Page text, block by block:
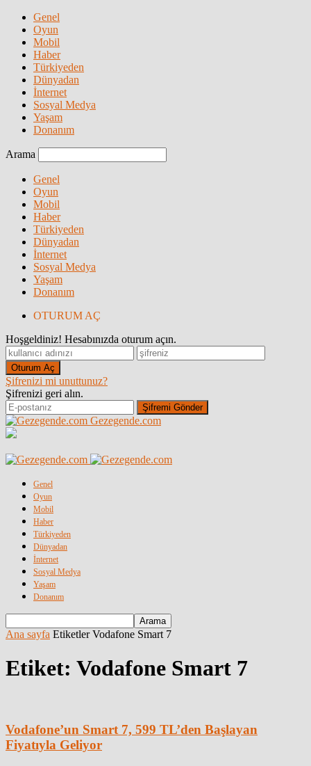
Genel
Oyun
Mobil
Haber
Türkiyeden
Dünyadan
İnternet
Sosyal Medya
Yaşam
Donanım
Arama
Genel
Oyun
Mobil
Haber
Türkiyeden
Dünyadan
İnternet
Sosyal Medya
Yaşam
Donanım
OTURUM AÇ
Hoşgeldiniz! Hesabınızda oturum açın.
Şifrenizi mi unuttunuz?
Şifrenizi geri alın.
Gezegende.com
Genel
Oyun
Mobil
Haber
Türkiyeden
Dünyadan
İnternet
Sosyal Medya
Yaşam
Donanım
Ana sayfa Etiketler Vodafone Smart 7
Etiket: Vodafone Smart 7
Vodafone’un Smart 7, 599 TL’den Başlayan
Fiyatıyla Geliyor